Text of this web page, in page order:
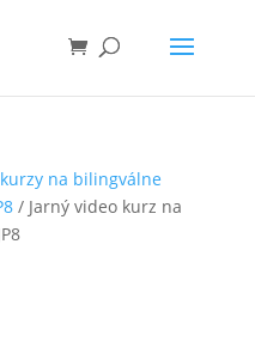
na bilingválne
/ Jarný video kurz na